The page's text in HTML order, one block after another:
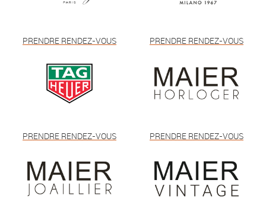
PRENDRE RENDEZ-VOUS PRENDRE RENDEZ-VOUS
PRENDRE RENDEZ-VOUS PRENDRE RENDEZ-VOUS